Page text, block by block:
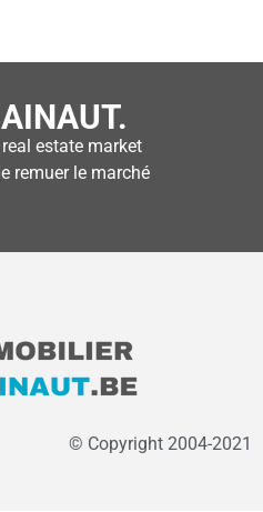
estate market
remuer le marché
© Copyright 2004-2021